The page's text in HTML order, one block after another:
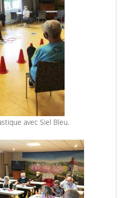
avec Siel Bleu.